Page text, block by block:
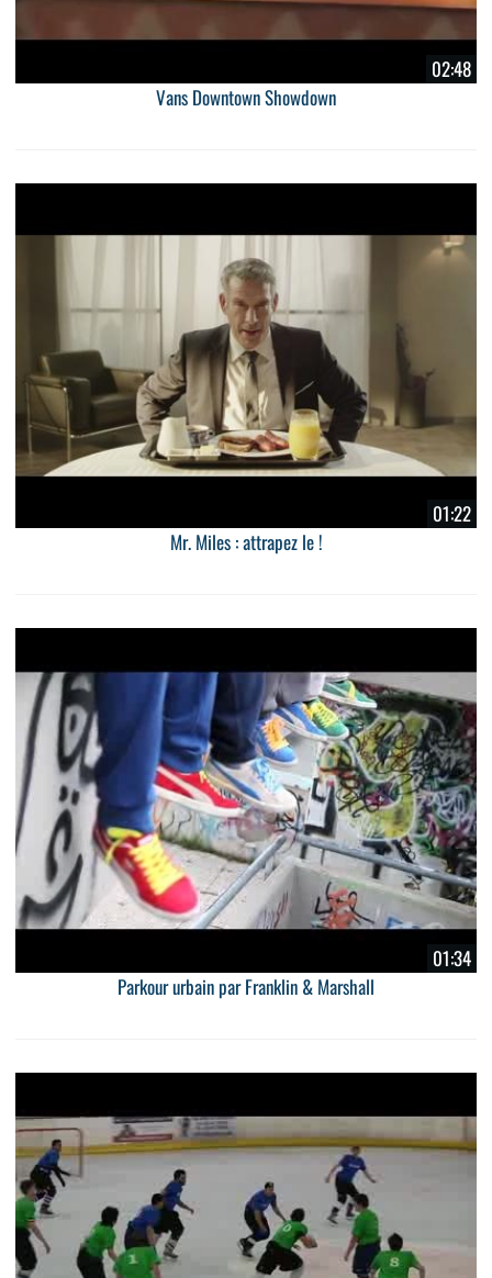
02:48
Vans Downtown Showdown
01:22
Mr. Miles : attrapez le !
01:34
Parkour urbain par Franklin & Marshall